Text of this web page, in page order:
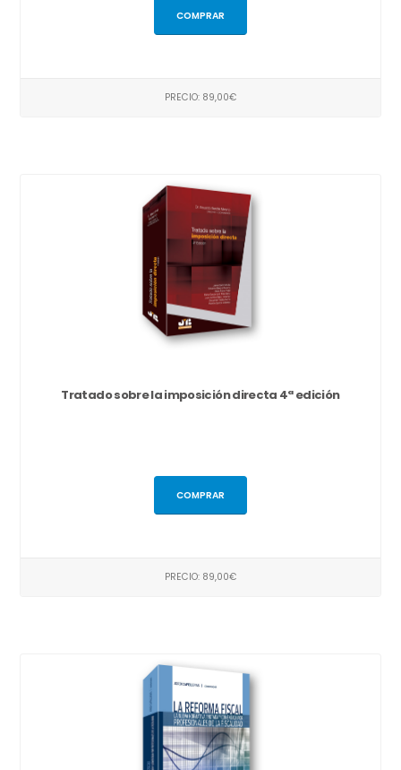
COMPRAR
PRECIO: 89,00€
Tratado sobre la imposición directa 4ª edición
COMPRAR
PRECIO: 89,00€